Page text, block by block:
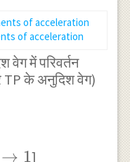
of acceleration
में परिवर्तन
TP के अनुदिश वेग)
→ 1]